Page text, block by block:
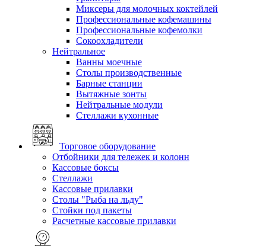
Миксеры для молочных коктейлей
Профессиональные кофемашины
Профессиональные кофемолки
Сокоохладители
Нейтральное
Ванны моечные
Столы производственные
Барные станции
Вытяжные зонты
Нейтральные модули
Стеллажи кухонные
Торговое оборудование
Отбойники для тележек и колонн
Кассовые боксы
Стеллажи
Кассовые прилавки
Столы "Рыба на льду"
Стойки под пакеты
Расчетные кассовые прилавки